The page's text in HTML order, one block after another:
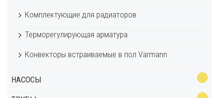
Комплектующие для радиаторов
Терморегулирующая арматура
Конвекторы встраиваемые в пол Varmann
НАСОСЫ